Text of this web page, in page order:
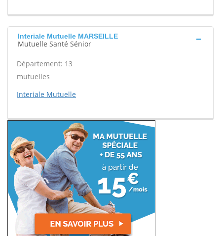
Interiale Mutuelle MARSEILLE
Mutuelle Santé Sénior
Département: 13
mutuelles
Interiale Mutuelle